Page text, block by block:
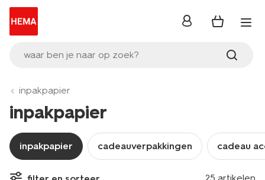
waar ben je naar op zoek?
inloggen
inpakpapier
inpakpapier
inpakpapier cadeauverpakkingen cadeau